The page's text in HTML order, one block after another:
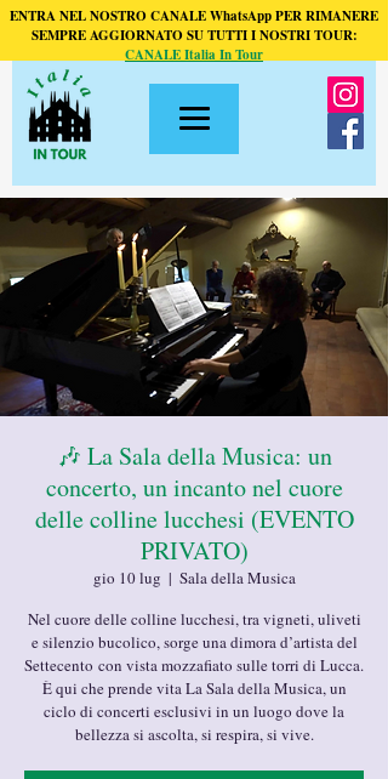
ENTRA NEL NOSTRO CANALE WhatsApp PER RIMANERE
SEMPRE AGGIORNATO SU TUTTI I NOSTRI TOUR:
CANALE Italia In Tour
🎶 La Sala della Musica: un
concerto, un incanto nel cuore
delle colline lucchesi (EVENTO
PRIVATO)
gio 10 lug
  |
Sala della Musica
Nel cuore delle colline lucchesi, tra vigneti, uliveti
e silenzio bucolico, sorge una dimora d’artista del
Settecento con vista mozzafiato sulle torri di Lucca.
È qui che prende vita La Sala della Musica, un
ciclo di concerti esclusivi in un luogo dove la
bellezza si ascolta, si respira, si vive.